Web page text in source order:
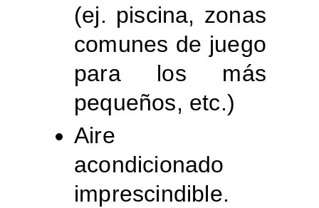
(ej. piscina, zonas
comunes de juego
para los más
pequeños, etc.)
Aire
acondicionado
imprescindible.